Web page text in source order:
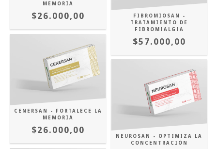
MEMORIA
$26.000,00
FIBROMIOSAN -
TRATAMIENTO DE
FIBROMIALGIA
$57.000,00
CENERSAN - FORTALECE LA
MEMORIA
$26.000,00
NEUROSAN - OPTIMIZA LA
CONCENTRACIÓN